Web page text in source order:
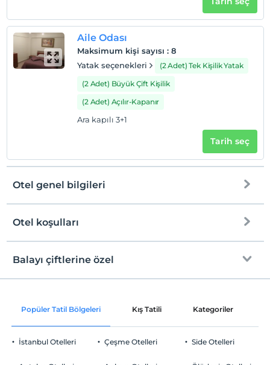
Her bir oda için 6 yaşına kadar 1 çocuk ücretsizdir
Aile Odası
Maksimum kişi sayısı : 8
Yatak seçenekleri
(2 Adet) Tek Kişilik Yatak
(2 Adet) Büyük Çift Kişilik
(2 Adet) Açılır-Kapanır
Ara kapılı 3+1
Tarih seç
Otel genel bilgileri
Ücretsiz Wi-fi
Otel koşulları
Check/in
En erken saat 14:00 ve sonrası
Check/out
Evcil Hayvan
Sigara
Balayı çiftlerine özel
Oda süslemesi
Popüler Tatil Bölgeleri Kış Tatili Kategoriler
İstanbul Otelleri Çeşme Otelleri Side Otelleri